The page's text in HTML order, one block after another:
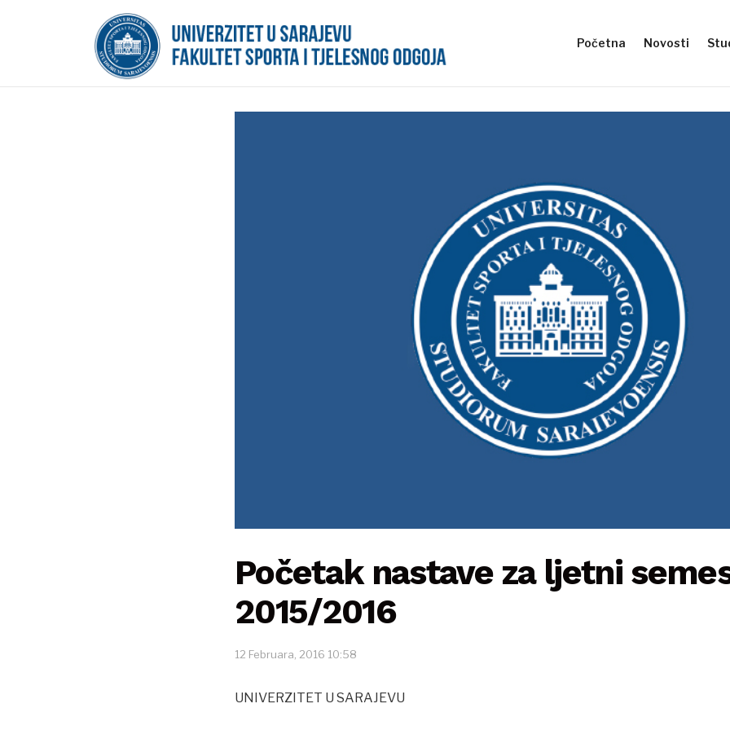
Početna Novosti
Početak nastave za ljetni
2015/2016
12 Februara, 2016 10:58
UNIVERZITET U SARAJEVU